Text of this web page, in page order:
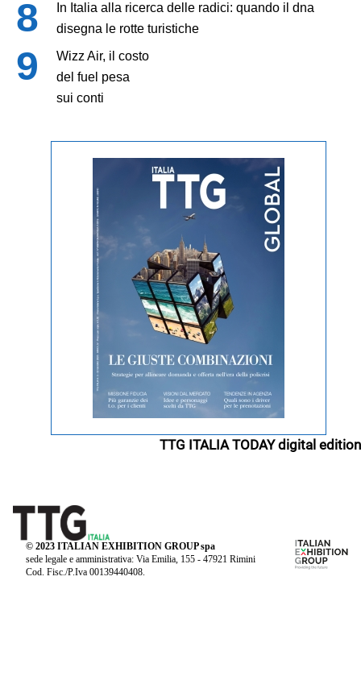
In Italia alla ricerca delle radici: quando il dna
disegna le rotte turistiche
Wizz Air, il costo
del fuel pesa
sui conti
TTG ITALIA TODAY digital edition
© 2023 ITALIAN EXHIBITION GROUP spa
sede legale e amministrativa: Via Emilia, 155 - 47921 Rimini
Cod. Fisc./P.Iva 00139440408.